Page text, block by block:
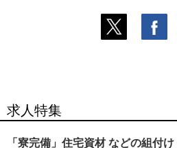
求人特集
「寮完備」住宅資材 などの組付